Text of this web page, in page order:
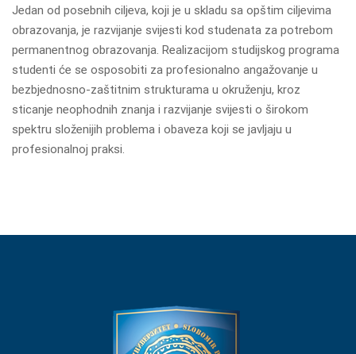
Jedan od posebnih ciljeva, koji je u skladu sa opštim ciljevima
obrazovanja, je razvijanje svijesti kod studenata za potrebom
permanentnog obrazovanja. Realizacijom studijskog programa
studenti će se osposobiti za profesionalno angažovanje u
bezbjednosno-zaštitnim strukturama u okruženju, kroz
sticanje neophodnih znanja i razvijanje svijesti o širokom
spektru složenijih problema i obaveza koji se javljaju u
profesionalnoj praksi.